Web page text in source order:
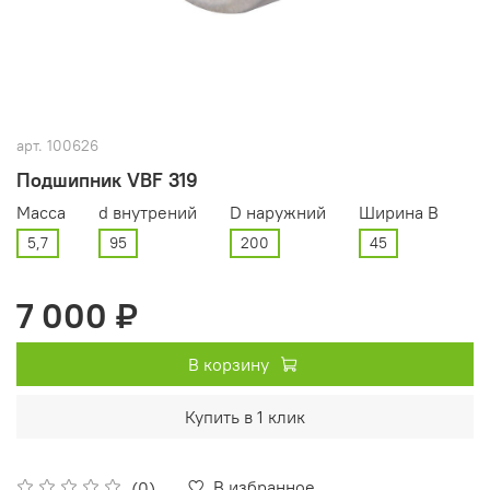
арт. 100626
Подшипник VBF 319
Масса
5,7
d внутрений
95
D наружний
200
Ширина В
45
7 000 ₽
В корзину
Купить в 1 клик